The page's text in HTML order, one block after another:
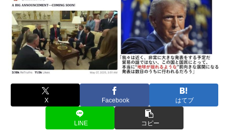
X Facebook はてブ
LINE コピー